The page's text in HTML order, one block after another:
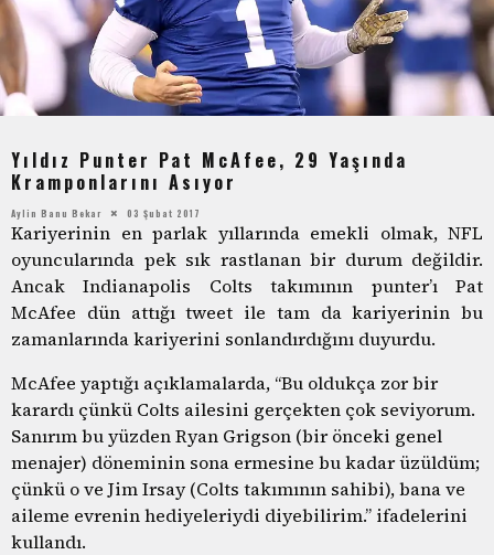
Yıldız Punter Pat McAfee, 29 Yaşında
Kramponlarını Asıyor
Aylin Banu Bekar 03 Şubat 2017
Kariyerinin en parlak yıllarında emekli olmak, NFL
oyuncularında pek sık rastlanan bir durum değildir.
Ancak Indianapolis Colts takımının punter’ı Pat
McAfee dün attığı tweet ile tam da kariyerinin bu
zamanlarında kariyerini sonlandırdığını duyurdu.
McAfee yaptığı açıklamalarda, “Bu oldukça zor bir
karardı çünkü Colts ailesini gerçekten çok seviyorum.
Sanırım bu yüzden Ryan Grigson (bir önceki genel
menajer) döneminin sona ermesine bu kadar üzüldüm;
çünkü o ve Jim Irsay (Colts takımının sahibi), bana ve
aileme evrenin hediyeleriydi diyebilirim.” ifadelerini
kullandı.